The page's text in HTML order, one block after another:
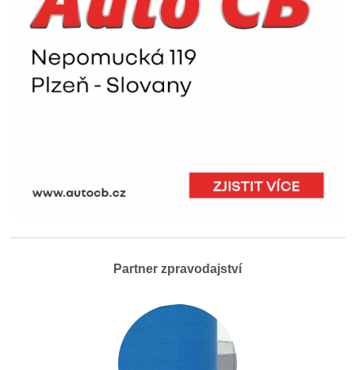
Partner zpravodajství